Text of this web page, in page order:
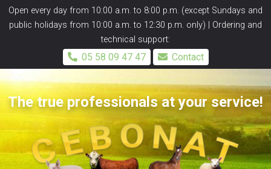
Open every day from 10:00 a.m. to 8:00 p.m. (except Sundays and
public holidays from 10:00 a.m. to 12:30 p.m. only) | Ordering and
technical support:
05 58 09 47 47 Contact
The true professionals at your service!
Panneau de gestion des cookies